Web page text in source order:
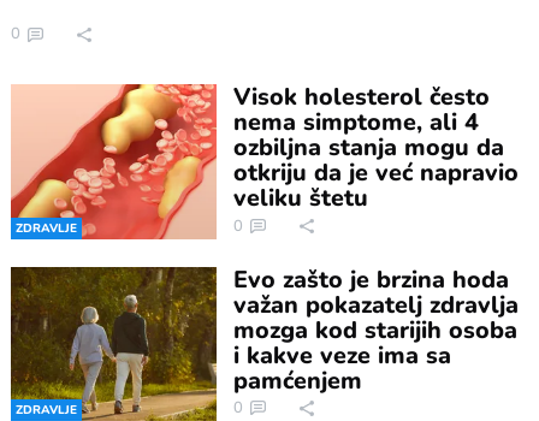
0
ZDRAVLJE
Visok holesterol često
nema simptome, ali 4
ozbiljna stanja mogu da
otkriju da je već napravio
veliku štetu
0
ZDRAVLJE
Evo zašto je brzina hoda
važan pokazatelj zdravlja
mozga kod starijih osoba
i kakve veze ima sa
pamćenjem
0